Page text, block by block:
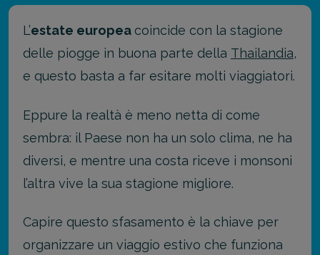
L’estate europea coincide con la stagione
delle piogge in buona parte della Thailandia,
e questo basta a far esitare molti viaggiatori.
Eppure la realtà è meno netta di come
sembra: il Paese non ha un solo clima, ne ha
diversi, e mentre una costa riceve i monsoni
l’altra vive la sua stagione migliore.
Capire questo sfasamento è la chiave per
organizzare un viaggio estivo che funziona